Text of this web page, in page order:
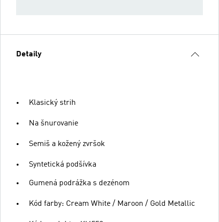
Detaily
Klasický strih
Na šnurovanie
Semiš a kožený zvršok
Syntetická podšívka
Gumená podrážka s dezénom
Kód farby: Cream White / Maroon / Gold Metallic